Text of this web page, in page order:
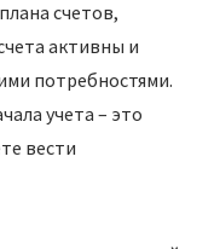
счетов,
активны и
потребностями.
учета – это
вести